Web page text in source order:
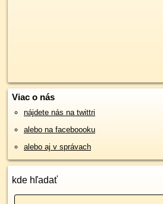
Viac o nás
nájdete nás na twittri
alebo na faceboooku
alebo aj v správach
kde hľadať